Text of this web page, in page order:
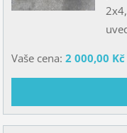
Vaše cena: 2 000,00 Kč